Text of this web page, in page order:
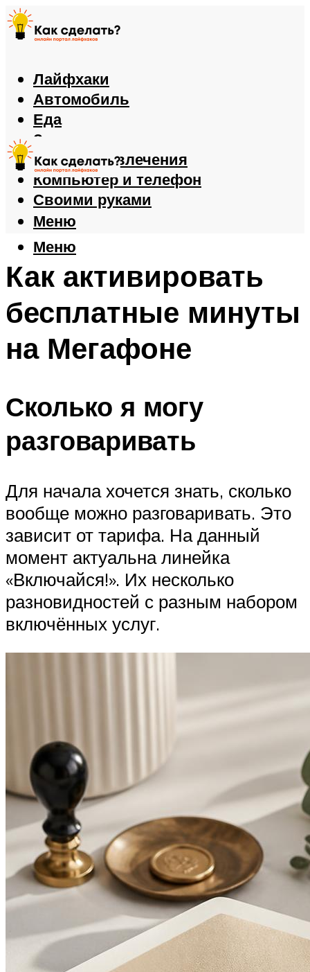
Лайфхаки
Автомобиль
Еда
Здоровье
Игры и развлечения
Компьютер и телефон
Своими руками
Меню
Меню
Как активировать
бесплатные минуты
на Мегафоне
Сколько я могу
разговаривать
Для начала хочется знать, сколько
вообще можно разговаривать. Это
зависит от тарифа. На данный
момент актуальна линейка
«Включайся!». Их несколько
разновидностей с разным набором
включённых услуг.